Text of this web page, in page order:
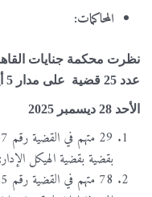
المحاكمات:
نظرت محكمة جنايات
عدد 25 قضية على مدار 5 أيام قاكن بتأجيلها كالتالي:
الأحد 28 ديسمبر 2025
بقضية بقضية الهيكل الإداري